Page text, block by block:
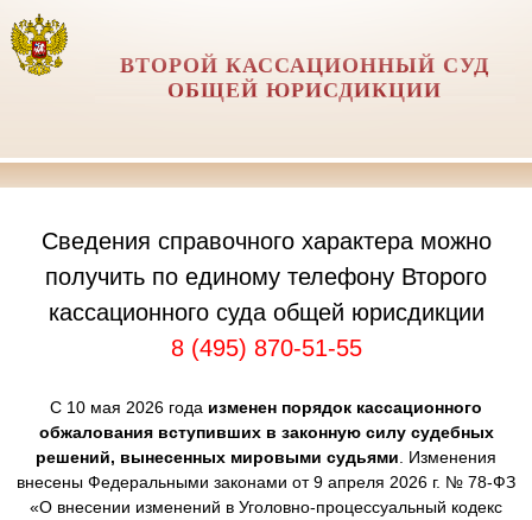
ВТОРОЙ КАССАЦИОННЫЙ СУД
ОБЩЕЙ ЮРИСДИКЦИИ
Сведения справочного характера можно
получить по единому телефону Второго
кассационного суда общей юрисдикции
8 (495) 870-51-55
С 10 мая 2026 года изменен порядок кассационного
обжалования вступивших в законную силу судебных
решений, вынесенных мировыми судьями . Изменения
внесены Федеральными законами от 9 апреля 2026 г. № 78-ФЗ
«О внесении изменений в Уголовно-процессуальный кодекс